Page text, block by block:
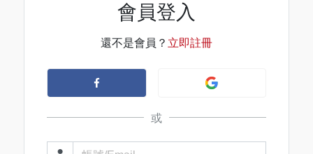
會員登入
還不是會員？ 立即註冊
或